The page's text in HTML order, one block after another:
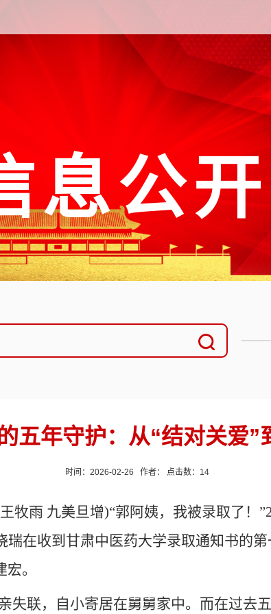
息公开
五年守护：从“结对关爱”
时间：2026-02-26 作者： 点击数： 14
牧雨 九美旦增)“郭阿姨，我被录取了！
瑞在收到甘肃中医药大学录取通知书的
。
失联，自小寄居在舅舅家中。而在过去